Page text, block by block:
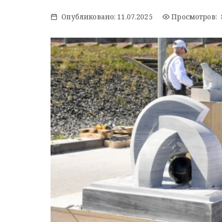
Опубликовано: 11.07.2025 Просмотров: